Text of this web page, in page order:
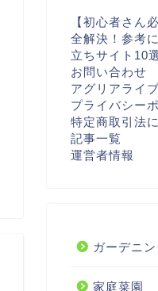
【初心者さん
全解決！参考
立ちサイト10
お問い合わせ
アグリアライブ
プライバシー
特定商取引法
記事一覧
運営者情報
ガーデニ
家庭菜園